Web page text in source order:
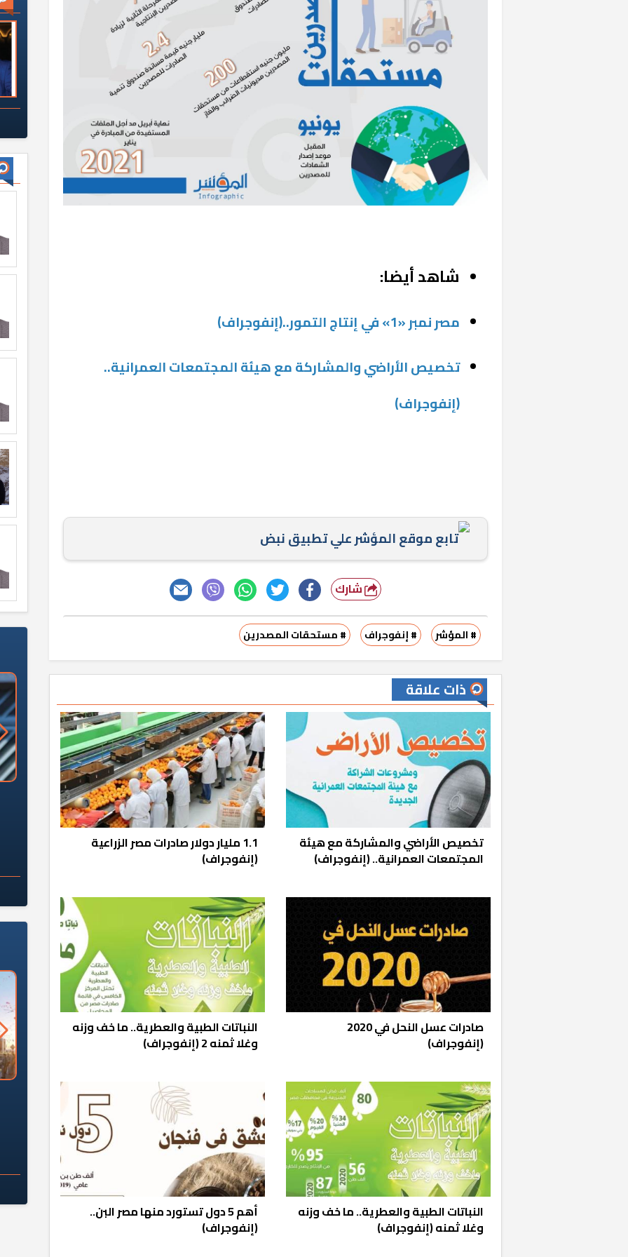
شاهد أيضا:
مصر نمبر «1» في إنتاج التمور..(إنفوجراف)
تخصيص الأراضي والمشاركة مع هيئة المجتمعات العمرانية..
(إنفوجراف)
تابع موقع المؤشر علي تطبيق نبض
شارك
# المؤشر # إنفوجراف # مستحقات المصدرين
ذات علاقة
تخصيص الأراضي والمشاركة مع هيئة
المجتمعات العمرانية.. (إنفوجراف)
1.1 مليار دولار صادرات مصر الزراعية
(إنفوجراف)
صادرات عسل النحل في 2020
(إنفوجراف)
النباتات الطبية والعطرية.. ما خف وزنه
وغلا ثمنه 2 (إنفوجراف)
النباتات الطبية والعطرية.. ما خف وزنه
وغلا ثمنه (إنفوجراف)
أهم 5 دول تستورد منها مصر البن..
(إنفوجراف)
«وزارة الآثار»: العُثور على 10 توابيت
خشبية بفناء مقبرة "باكي"
سلامة الغذاء: 285 ألف طن صادرات
غذائية في أسبوع
«المؤشر» يطرح السؤال الصعب: هل
كان اختيار خريج معهد العاشر من
رمضان وزيرًا للإسكان قرارًا صائبًا؟
لماذا تخالف الشركات العقارية
تعليمات الرئيس السيسي؟